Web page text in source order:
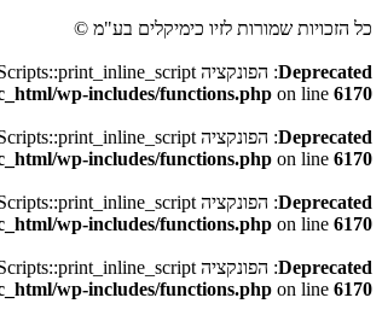
כל הזכויות שמורות לזיו כימיקלים בע"מ ©
Deprecated: הפונקציה WP_Scripts::print_inline_script
wp-includes/functions.php on line 6170
Deprecated: הפונקציה WP_Scripts::print_inline_script
wp-includes/functions.php on line 6170
Deprecated: הפונקציה WP_Scripts::print_inline_script
wp-includes/functions.php on line 6170
Deprecated: הפונקציה WP_Scripts::print_inline_script
wp-includes/functions.php on line 6170